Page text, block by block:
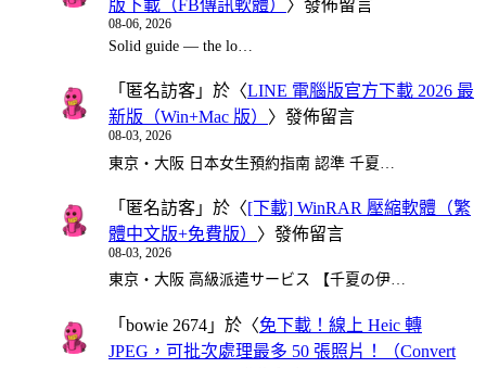
版下載（FB傳訊軟體） 〉發佈留言
08-06, 2026
Solid guide — the lo…
「 匿名訪客 」於〈LINE 電腦版官方下載 2026 最
新版（Win+Mac 版）
〉發佈留言
08-03, 2026
東京・大阪 日本女生預約指南 認準 千夏…
「 匿名訪客 」於〈[下載] WinRAR 壓縮軟體（繁
體中文版+免費版） 〉發佈留言
08-03, 2026
東京・大阪 高級派遣サービス 【千夏の伊…
「 bowie 2674 」於〈免下載！線上 Heic 轉
JPEG，可批次處理最多 50 張照片！（Convert